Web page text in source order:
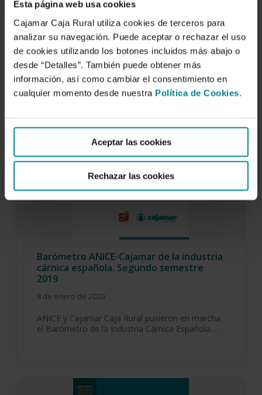
Esta página web usa cookies
Cajamar Caja Rural utiliza cookies de terceros para
analizar su navegación. Puede aceptar o rechazar el uso
de cookies utilizando los botones incluidos más abajo o
desde “Detalles”. También puede obtener más
información, así como cambiar el consentimiento en
cualquier momento desde nuestra Política de Cookies.
Aceptar las cookies
Rechazar las cookies
ANICE y Cajamar Caja Rural pusieron en marcha
Barómetro ANICE-Cajamar de la industria
cárnica española. Segundo semestre
2019
8 de enero de 2020
ANICE y Cajamar Caja Rural pusieron en marcha
el Barómetro de la Industria Cárnica Española…